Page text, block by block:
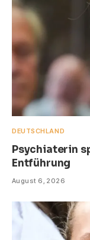
DEUTSCHLAND
Psychiaterin
Entführung
August 6, 2026